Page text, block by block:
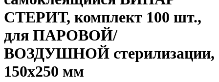
СТЕРИТ, комплект 100 шт.,
для ПАРОВОЙ/
ВОЗДУШНОЙ стерилизации,
150х250 мм